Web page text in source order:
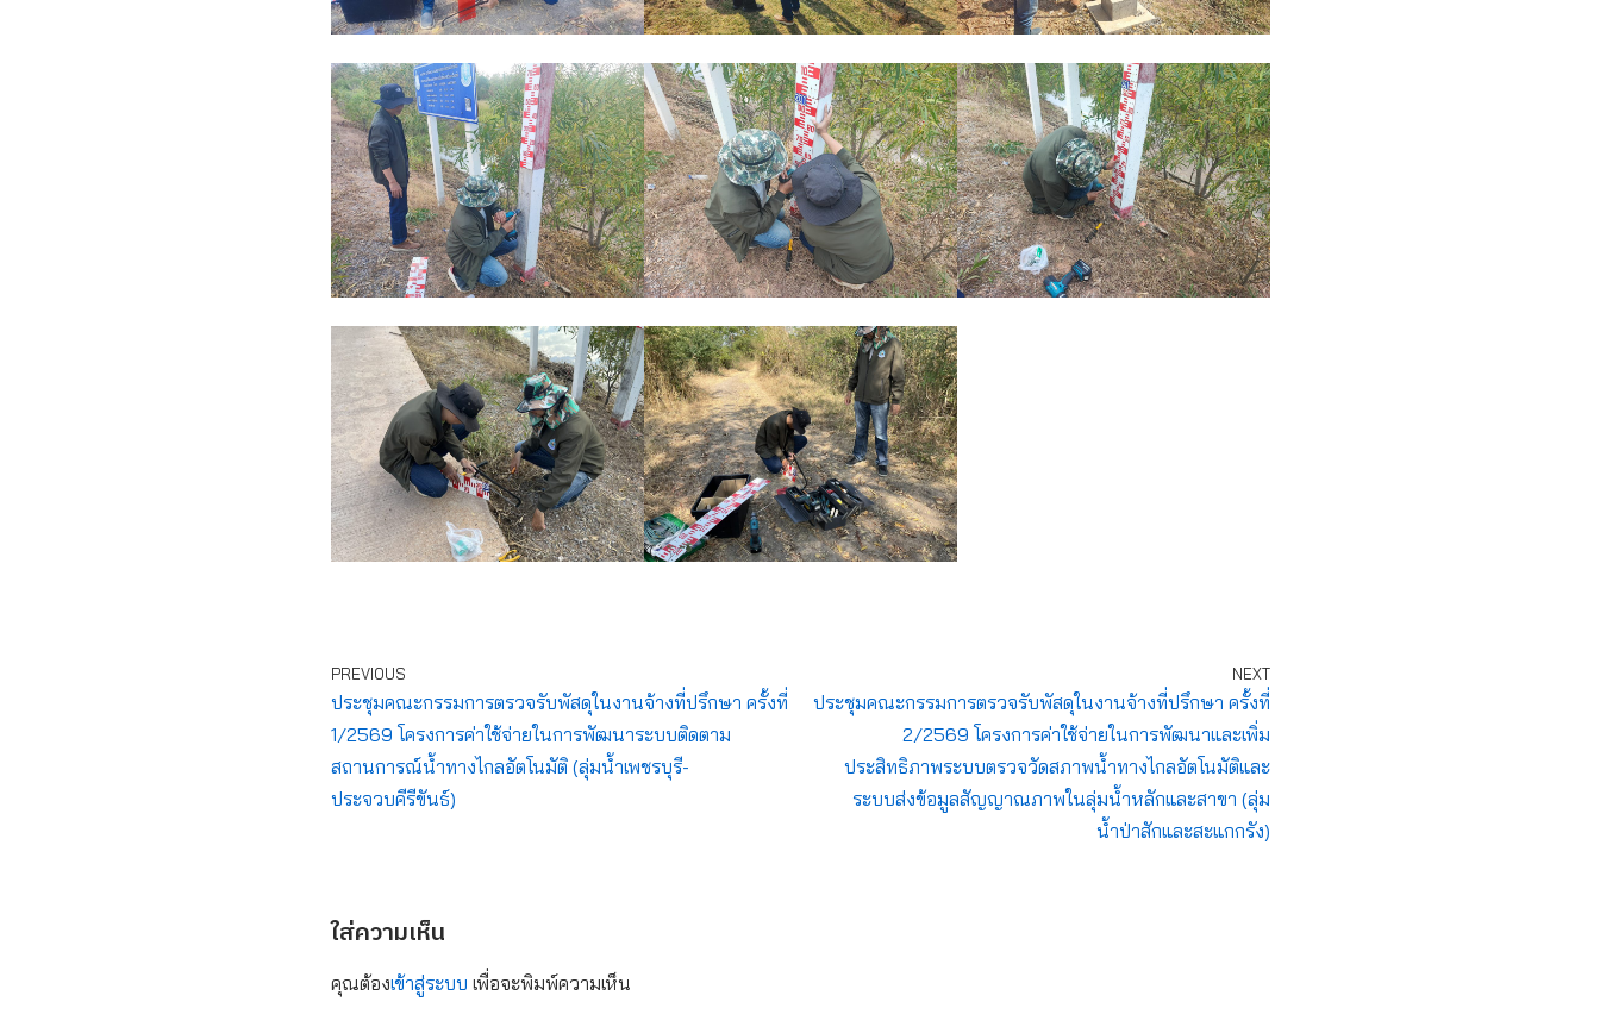
PREVIOUS
ประชุมคณะกรรมการตรวจรับพัสดุในงานจ้างที่ปรึกษา ครั้งที่
1/2569 โครงการค่าใช้จ่ายในการพัฒนาระบบติดตาม
สถานการณ์น้ำทางไกลอัตโนมัติ (ลุ่มน้ำเพชรบุรี-
ประจวบคีรีขันธ์)
NEXT
ประชุมคณะกรรมการตรวจรับพัสดุในงานจ้างที่ปรึกษา ครั้งที่
2/2569 โครงการค่าใช้จ่ายในการพัฒนาและเพิ่ม
ประสิทธิภาพระบบตรวจวัดสภาพน้ำทางไกลอัตโนมัติและ
ระบบส่งข้อมูลสัญญาณภาพในลุ่มน้ำหลักและสาขา (ลุ่ม
น้ำป่าสักและสะแกกรัง)
ใส่ความเห็น
คุณต้องเข้าสู่ระบบ เพื่อจะพิมพ์ความเห็น